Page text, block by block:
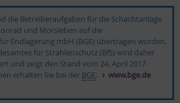
die Betreiberaufgaben für die Schachtanlage
und Morsleben auf die
Endlagerung mbH (BGE) übertragen worden.
für Strahlenschutz (BfS) wird daher
und zeigt den Stand vom 24. April 2017.
erhalten Sie bei der BGE: www.bge.de